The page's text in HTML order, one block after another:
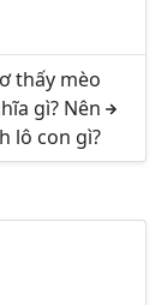
thấy mèo
gì? Nên
lô con gì?